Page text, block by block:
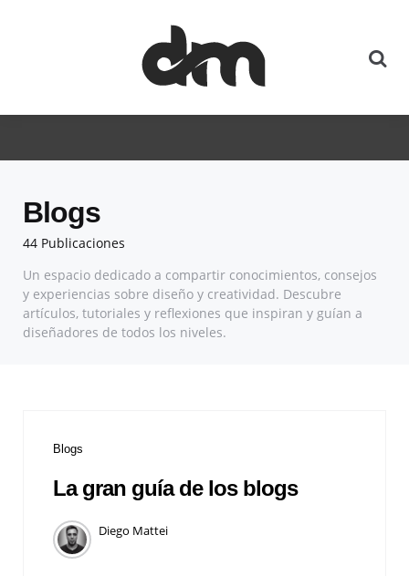
44 Publicaciones
Blogs
Un espacio dedicado a compartir conocimientos, consejos
y experiencias sobre diseño y creatividad. Descubre
artículos, tutoriales y reflexiones que inspiran y guían a
diseñadores de todos los niveles.
Blogs
La gran guía de los blogs
Diego Mattei